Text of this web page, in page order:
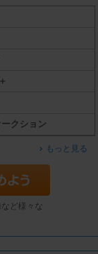
ークション
もっと見る
ど様々な